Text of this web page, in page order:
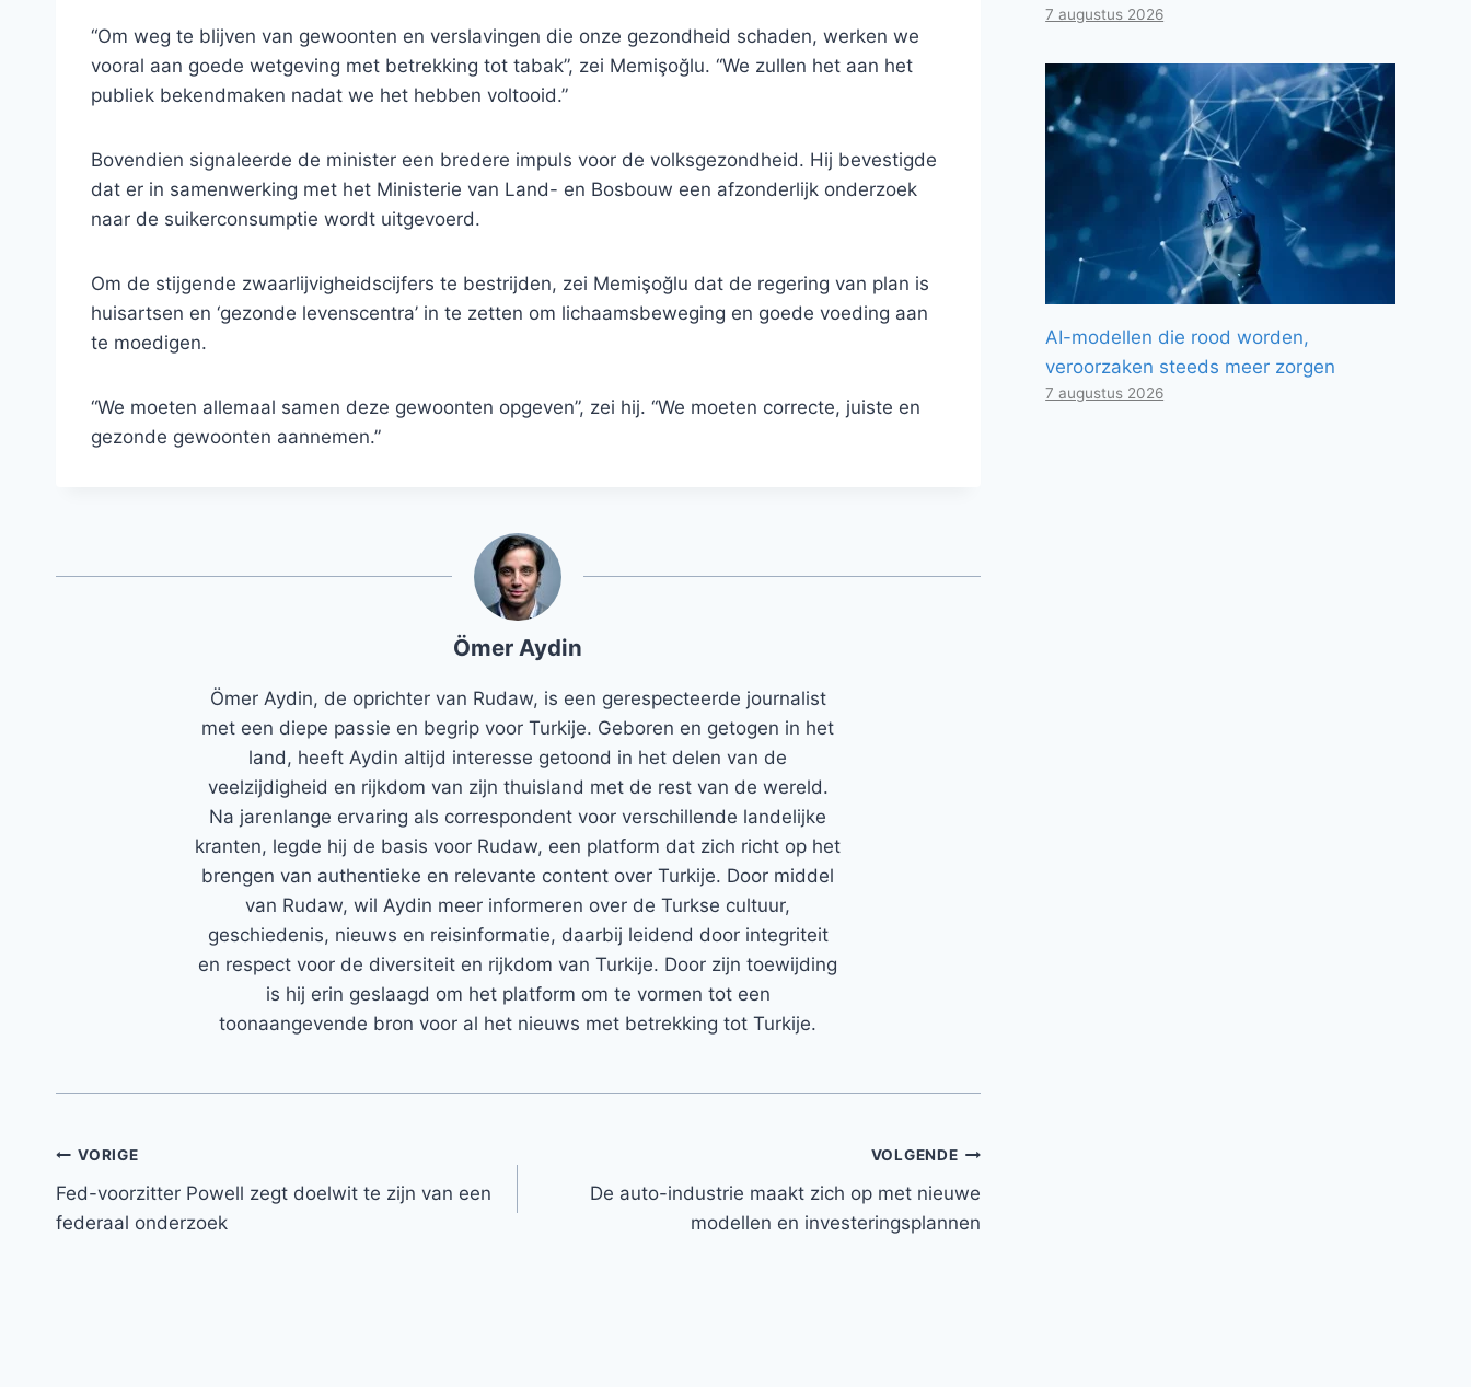
“Om weg te blijven van gewoonten en verslavingen die onze gezondheid schaden, werken we
vooral aan goede wetgeving met betrekking tot tabak”, zei Memişoğlu. “We zullen het aan het
publiek bekendmaken nadat we het hebben voltooid.”
Bovendien signaleerde de minister een bredere impuls voor de volksgezondheid. Hij bevestigde
dat er in samenwerking met het Ministerie van Land- en Bosbouw een afzonderlijk onderzoek
naar de suikerconsumptie wordt uitgevoerd.
Om de stijgende zwaarlijvigheidscijfers te bestrijden, zei Memişoğlu dat de regering van plan is
huisartsen en ‘gezonde levenscentra’ in te zetten om lichaamsbeweging en goede voeding aan
te moedigen.
“We moeten allemaal samen deze gewoonten opgeven”, zei hij. “We moeten correcte, juiste en
gezonde gewoonten aannemen.”
Ömer Aydin
Ömer Aydin, de oprichter van Rudaw, is een gerespecteerde journalist
met een diepe passie en begrip voor Turkije. Geboren en getogen in het
land, heeft Aydin altijd interesse getoond in het delen van de
veelzijdigheid en rijkdom van zijn thuisland met de rest van de wereld.
Na jarenlange ervaring als correspondent voor verschillende landelijke
kranten, legde hij de basis voor Rudaw, een platform dat zich richt op het
brengen van authentieke en relevante content over Turkije. Door middel
van Rudaw, wil Aydin meer informeren over de Turkse cultuur,
geschiedenis, nieuws en reisinformatie, daarbij leidend door integriteit
en respect voor de diversiteit en rijkdom van Turkije. Door zijn toewijding
is hij erin geslaagd om het platform om te vormen tot een
toonaangevende bron voor al het nieuws met betrekking tot Turkije.
Bericht
navigatie
VORIGE
Fed-voorzitter Powell zegt doelwit te zijn van een
federaal onderzoek
VOLGENDE
De auto-industrie maakt zich op met nieuwe
modellen en investeringsplannen
7 augustus 2026
AI-modellen die rood worden,
veroorzaken steeds meer zorgen
7 augustus 2026